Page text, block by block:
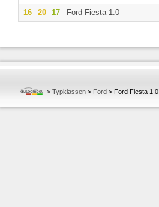
16
20 17 Ford Fiesta 1.0
> Typklassen > Ford > Ford Fiesta 1.0